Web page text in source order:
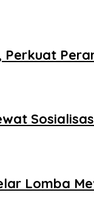
Perkuat
Lomba